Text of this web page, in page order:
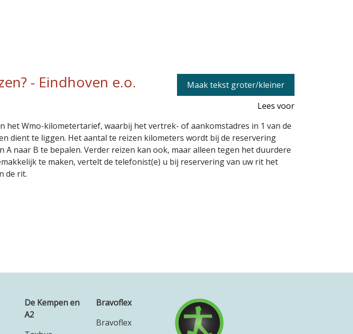
- Eindhoven e.o.
Maak tekst groter/kleiner
Lees voor
het Wmo-kilometertarief, waarbij het vertrek- of aankomstadres in 1 van de
dient te liggen. Het aantal te reizen kilometers wordt bij de reservering
naar B te bepalen. Verder reizen kan ook, maar alleen tegen het duurdere
te maken, vertelt de telefonist(e) u bij reservering van uw rit het
de rit.
De Kempen en
A2
Bravoflex
Bravoflex